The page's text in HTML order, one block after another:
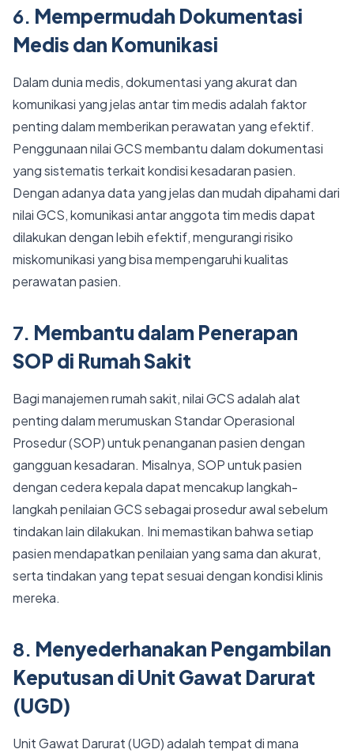
6. Mempermudah Dokumentasi
Medis dan Komunikasi
Dalam dunia medis, dokumentasi yang akurat dan
komunikasi yang jelas antar tim medis adalah faktor
penting dalam memberikan perawatan yang efektif.
Penggunaan nilai GCS membantu dalam dokumentasi
yang sistematis terkait kondisi kesadaran pasien.
Dengan adanya data yang jelas dan mudah dipahami dari
nilai GCS, komunikasi antar anggota tim medis dapat
dilakukan dengan lebih efektif, mengurangi risiko
miskomunikasi yang bisa mempengaruhi kualitas
perawatan pasien.
7. Membantu dalam Penerapan
SOP di Rumah Sakit
Bagi manajemen rumah sakit, nilai GCS adalah alat
penting dalam merumuskan Standar Operasional
Prosedur (SOP) untuk penanganan pasien dengan
gangguan kesadaran. Misalnya, SOP untuk pasien
dengan cedera kepala dapat mencakup langkah-
langkah penilaian GCS sebagai prosedur awal sebelum
tindakan lain dilakukan. Ini memastikan bahwa setiap
pasien mendapatkan penilaian yang sama dan akurat,
serta tindakan yang tepat sesuai dengan kondisi klinis
mereka.
8. Menyederhanakan Pengambilan
Keputusan di Unit Gawat Darurat
(UGD)
Unit Gawat Darurat (UGD) adalah tempat di mana